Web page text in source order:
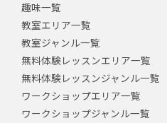
趣味一覧
教室エリア一覧
教室ジャンル一覧
無料体験レッスンエリア一覧
無料体験レッスンジャンル一覧
ワークショップエリア一覧
ワークショップジャンル一覧